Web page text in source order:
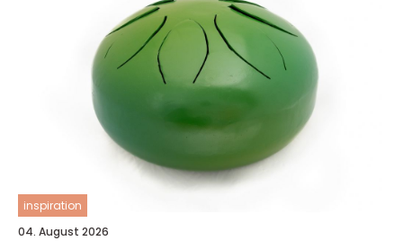
inspiration
04. August 2026